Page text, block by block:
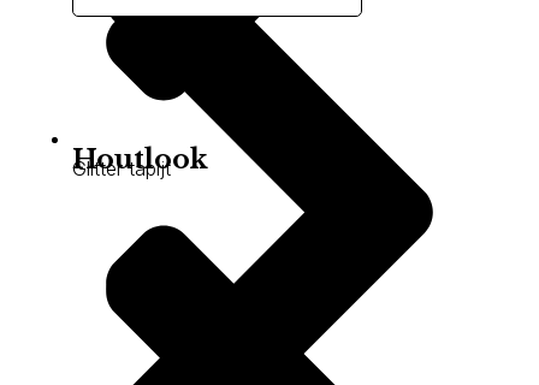
Glitter tapijt
Houtlook